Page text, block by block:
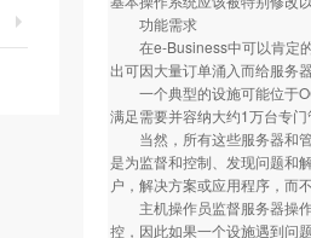
功能需求
在e-Business中可以肯定的
出可因大量订单涌入而给服务
一个典型的设施可能位于
满足需要并容纳大约1万台专
当然，所有这些服务器和管
是为监督和控制、发现问题和
户，解决方案或应用程序，而
主机操作员监督服务器操作
控，因此如果一个设施遇到问